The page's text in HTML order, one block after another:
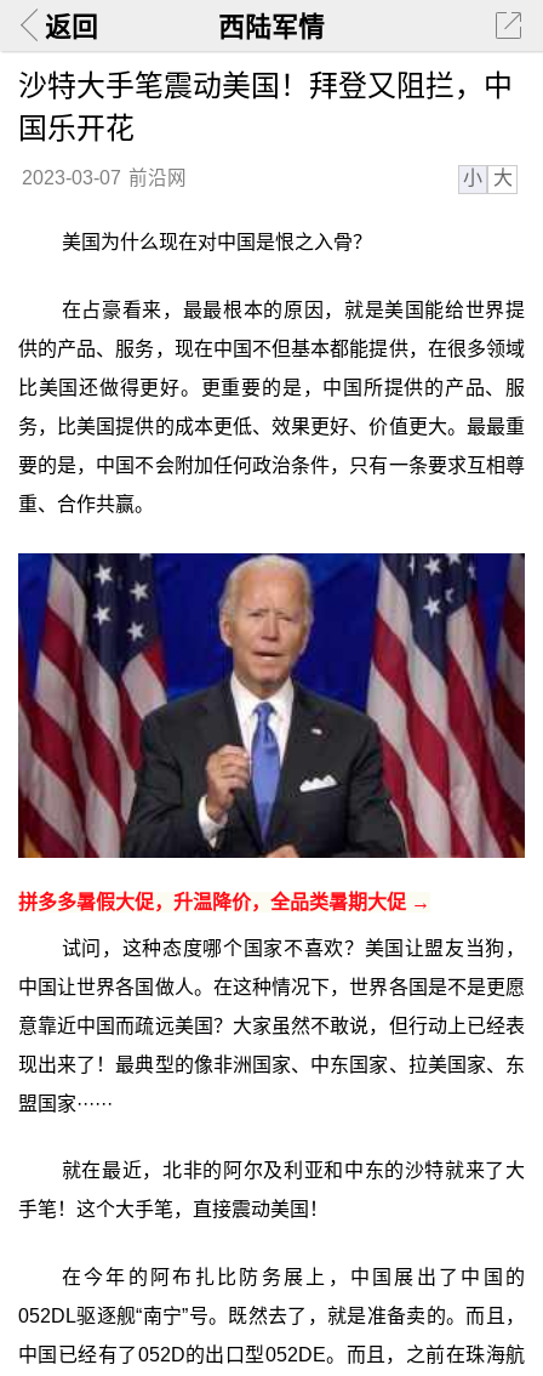
返回 西陆军情
沙特大手笔震动美国！拜登又阻拦，中
国乐开花
2023-03-07 前沿网 小 大
美国为什么现在对中国是恨之入骨？
在占豪看来，最最根本的原因，就是美国能给世界提
供的产品、服务，现在中国不但基本都能提供，在很多领域
比美国还做得更好。更重要的是，中国所提供的产品、服
务，比美国提供的成本更低、效果更好、价值更大。最最重
要的是，中国不会附加任何政治条件，只有一条要求互相尊
重、合作共赢。
拼多多暑假大促，升温降价，全品类暑期大促 →
试问，这种态度哪个国家不喜欢？美国让盟友当狗，
中国让世界各国做人。在这种情况下，世界各国是不是更愿
意靠近中国而疏远美国？大家虽然不敢说，但行动上已经表
现出来了！最典型的像非洲国家、中东国家、拉美国家、东
盟国家······
就在最近，北非的阿尔及利亚和中东的沙特就来了大
手笔！这个大手笔，直接震动美国！
在今年的阿布扎比防务展上，中国展出了中国的
052DL驱逐舰“南宁”号。既然去了，就是准备卖的。而且，
中国已经有了052D的出口型052DE。而且，之前在珠海航